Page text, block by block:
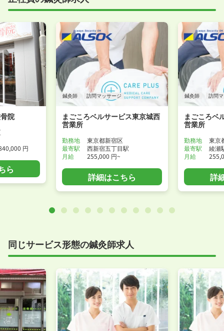
院
円
ら
鍼灸師 訪問マッサージ
まごころベルサービス東京城西
営業所
勤務地
東京都新宿区
最寄駅
西新宿五丁目駅
月給
255,000 円~
詳細はこちら
鍼灸師 訪問
まごころベ
営業所
勤務地
東京
最寄駅
綾瀬
月給
詳
同じサービス形態の鍼灸師求人